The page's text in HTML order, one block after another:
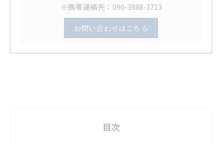
※携帯連絡先：090-3988-3713
お問い合わせはこちら
目次